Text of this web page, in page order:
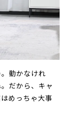
動かなけれ
だから、キャ
めっちゃ大事